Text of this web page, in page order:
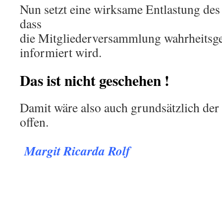
Nun setzt eine wirksame Entlastung
dass
die Mitgliederversammlung
informiert wird.
Das ist nicht geschehen !
Damit wäre also auch grundsätzlich
offen.
Margit Ricarda Rolf